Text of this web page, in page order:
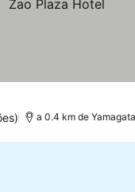
a 0.4 km de